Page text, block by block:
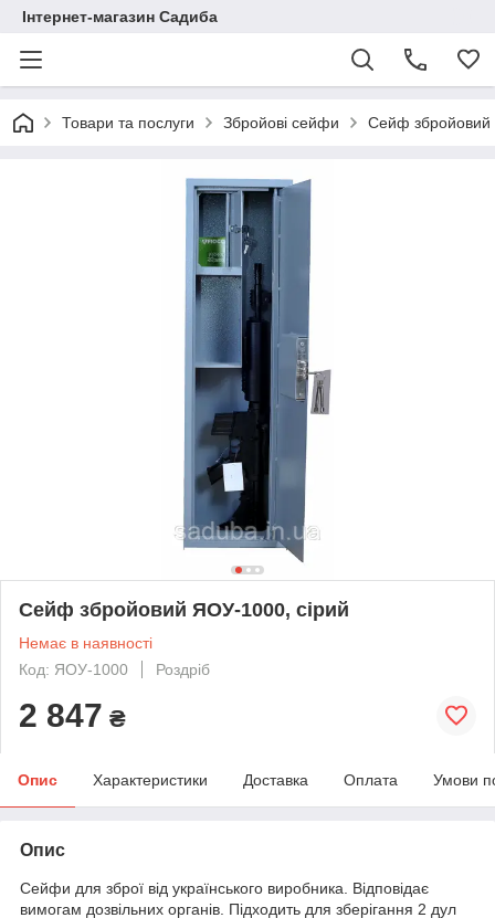
Інтернет-магазин Садиба
Товари та послуги Збройові сейфи Сейф збройовий
Сейф збройовий ЯОУ-1000, сірий
Немає в наявності
Код: ЯОУ-1000
Роздріб
2 847 ₴
Опис Характеристики Доставка Оплата Умови
Опис
Сейфи для зброї від українського виробника. Відповідає
вимогам дозвільних органів. Підходить для зберігання 2 дул